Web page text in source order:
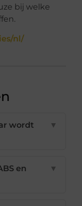
bij welke
nl/
wordt
▼
en
▼